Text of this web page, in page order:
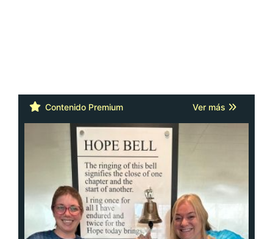
Contenido Premium Ver más